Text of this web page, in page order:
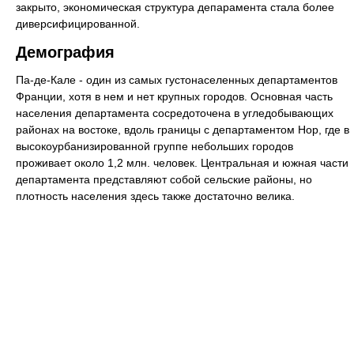
закрыто, экономическая структура депарамента стала более
диверсифицированной.
Демография
Па-де-Кале - один из самых густонаселенных департаментов
Франции, хотя в нем и нет крупных городов. Основная часть
населения департамента сосредоточена в угледобывающих
районах на востоке, вдоль границы с департаментом Нор, где в
высокоурбанизированной группе небольших городов
проживает около 1,2 млн. человек. Центральная и южная части
департамента представляют собой сельские районы, но
плотность населения здесь также достаточно велика.